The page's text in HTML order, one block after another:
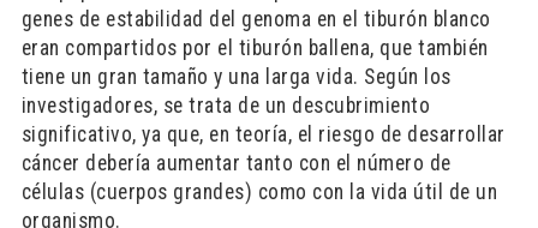
genes de estabilidad del genoma en el tiburón blanco
eran compartidos por el tiburón ballena, que también
tiene un gran tamaño y una larga vida. Según los
investigadores, se trata de un descubrimiento
significativo, ya que, en teoría, el riesgo de desarrollar
cáncer debería aumentar tanto con el número de
células (cuerpos grandes) como con la vida útil de un
organismo.